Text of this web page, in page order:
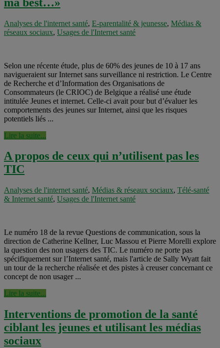
Analyses de l'internet santé, E-parentalité & jeunesse, Médias &
réseaux sociaux, Usages de l'Internet santé
Selon une récente étude, plus de 60% des jeunes de 10 à 17 ans
navigueraient sur Internet sans surveillance ni restriction. Le Centre
de Recherche et d’Information des Organisations de
Consommateurs (le CRIOC) de Belgique a réalisé une étude
intitulée Jeunes et internet. Celle-ci avait pour but d’évaluer les
comportements des jeunes sur Internet, ainsi que les risques
potentiels liés ...
Lire la suite...
A propos de ceux qui n’utilisent pas les
TIC
Analyses de l'internet santé, Médias & réseaux sociaux, Télé-santé
& Internet santé, Usages de l'Internet santé
Le numéro 18 de la revue Questions de communication, sous la
direction de Catherine Kellner, Luc Massou et Pierre Morelli explore
la question des non usagers des TIC. Le numéro ne porte pas
spécifiquement sur l’Internet santé, mais l'article de Sally Wyatt fait
un tour de la recherche réalisée et des pistes à creuser concernant ce
concept de non usager ...
Lire la suite...
Interventions de promotion de la santé
ciblant les jeunes et utilisant les médias
sociaux